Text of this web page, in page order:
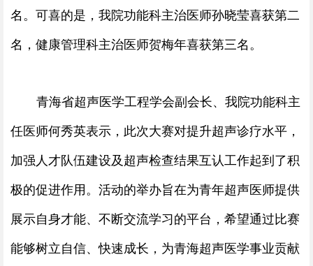
名。可喜的是，我院功能科主治医师孙晓莹喜获第二
名，健康管理科主治医师贺梅年喜获第三名。
青海省超声医学工程学会副会长、我院功能科主
任医师何秀英表示，此次大赛对提升超声诊疗水平，
加强人才队伍建设及超声检查结果互认工作起到了积
极的促进作用。活动的举办旨在为青年超声医师提供
展示自身才能、不断交流学习的平台，希望通过比赛
能够树立自信、快速成长，为青海超声医学事业贡献